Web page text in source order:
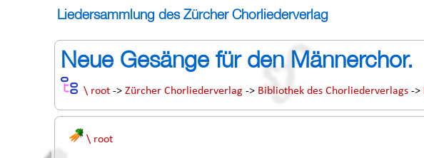
Liedersammlung des Zürcher Chorliederverlag
Neue Gesänge für den Männerchor.
\ root -> Zürcher Chorliederverlag -> Bibliothek des Chorliederverlags ->
\ root